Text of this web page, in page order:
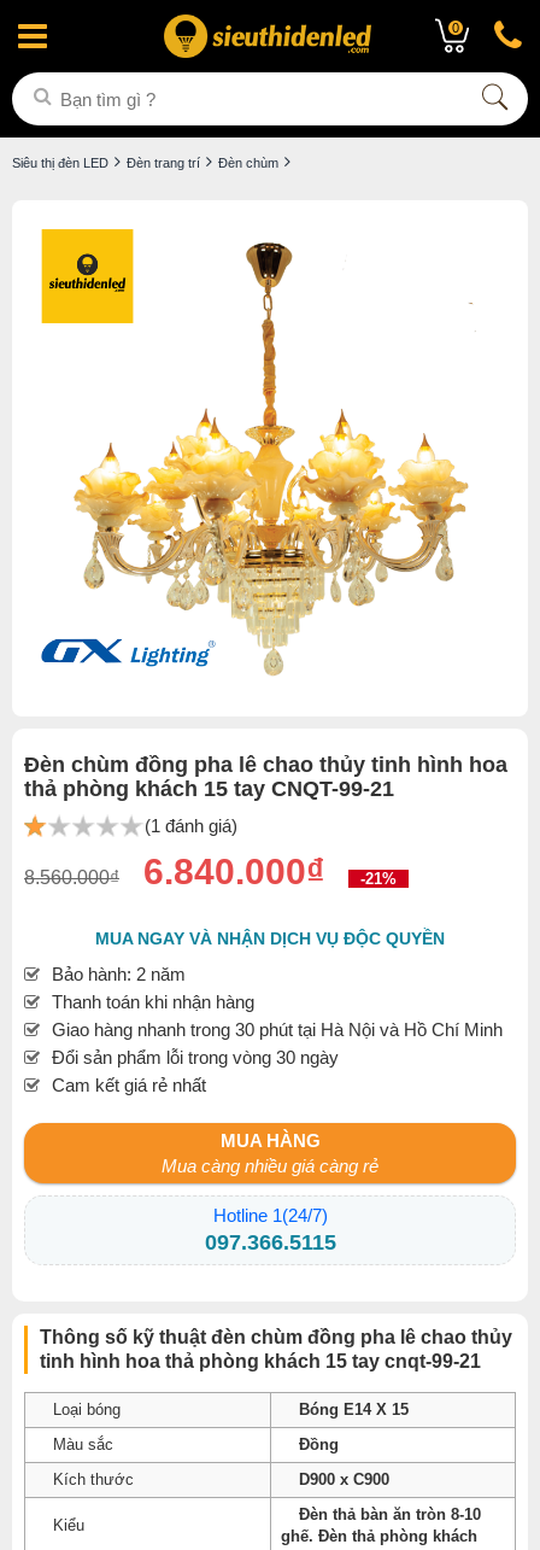
0
Siêu thị đèn LED Đèn trang trí Đèn chùm
Đèn chùm đồng pha lê chao thủy tinh hình hoa
thả phòng khách 15 tay CNQT-99-21
(1 đánh giá)
8.560.000₫ 6.840.000₫ -21%
MUA NGAY VÀ NHẬN DỊCH VỤ ĐỘC QUYỀN
Bảo hành: 2 năm
Thanh toán khi nhận hàng
Giao hàng nhanh trong 30 phút tại Hà Nội và Hồ Chí Minh
Đổi sản phẩm lỗi trong vòng 30 ngày
Cam kết giá rẻ nhất
MUA HÀNG
Mua càng nhiều giá càng rẻ
Hotline 1(24/7)
097.366.5115
Thông số kỹ thuật đèn chùm đồng pha lê chao thủy
tinh hình hoa thả phòng khách 15 tay cnqt-99-21
Loại bóng
Bóng E14 X 15
Màu sắc
Đồng
Kích thước
D900 x C900
Kiểu
Đèn thả bàn ăn tròn 8-10
ghế. Đèn thả phòng khách